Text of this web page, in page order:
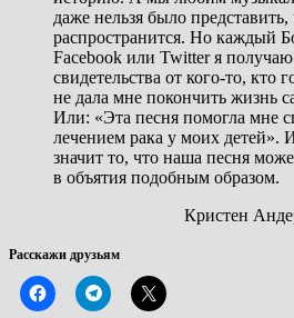
даже нельзя было
распространится. Но каждый
Facebook или Twitter я получаю
свидетельства от кого-то, кто
не дала мне покончить жизнь
Или: «Эта песня помогла мне
лечением рака у моих детей».
значит то, что наша песня
в объятия подобным образом.
Кристен
Расскажи друзьям